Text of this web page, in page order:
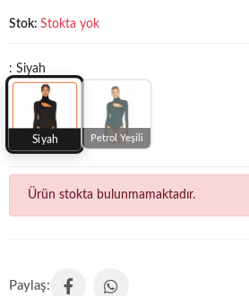
Stok: Stokta yok
: Siyah
Siyah Petrol Yeşili
Ürün stokta bulunmamaktadır.